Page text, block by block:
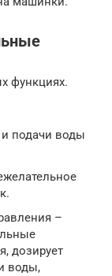
функциях.
и подачи воды
–
дозирует
воды,